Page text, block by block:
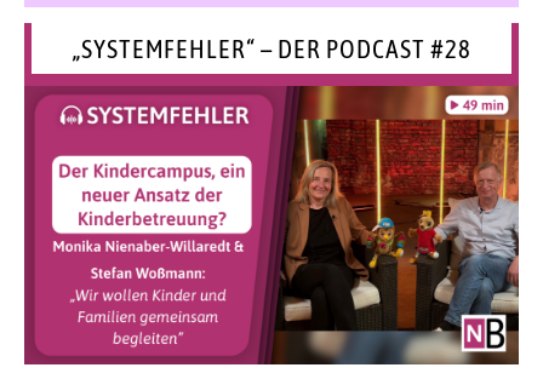
„SYSTEMFEHLER“ – DER PODCAST #28